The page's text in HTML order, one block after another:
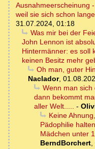
Ausnahmeerscheinung
weil sie sich schon
31.07.2024, 01:18
Was mir bei der
John Lennon ist
Hintermänner: es soll
keinen Besitz mehr
Oh man, guter
Naclador,
Wenn man sich
dann bekommt
aller Welt..... -
Keine
Pädophilie
Mädchen unter
BerndBorchert,